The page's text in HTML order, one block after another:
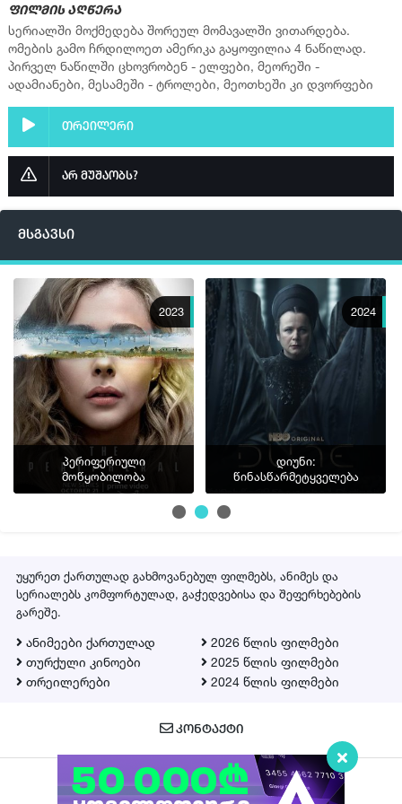
ფლეიერი 2
▶ სერია 9
ფლეიერი 2
ფილმის აღწერა
სერიალში მოქმედება შორეულ მომავალში ვითარდება.
ომების გამო ჩრდილოეთ ამერიკა გაყოფილია 4 ნაწილად.
პირველ ნაწილში ცხოვრობენ - ელფები, მეორეში -
ადამიანები, მესამეში - ტროლები, მეოთხეში კი დვორფები
თრეილერი
არ მუშაობს?
მსგავსი
2023
პერიფერიული
მოწყობილობა
2024
" title="დიუნი: წინასწარმეტყველება | diuni: winaswarmetyveleba | Dune: Prophecy" />
დიუნი:
წინასწარმეტყველება
უყურეთ ქართულად გახმოვანებულ ფილმებს, ანიმეს და
სერიალებს კომფორტულად, გაჭედვებისა და შეფერხებების
გარეშე.
ანიმეები ქართულად
თურქული კინოები
თრეილერები
2026 წლის ფილმები
2025 წლის ფილმები
2024 წლის ფილმები
ᲙᲝᲜᲢᲐᲥᲢᲘ